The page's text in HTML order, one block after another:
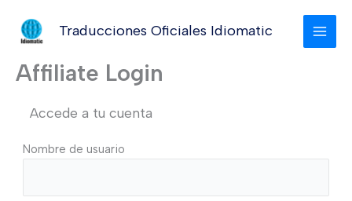
contenido
Traducciones Oficiales Idiomatic
Affiliate Login
Accede a tu cuenta
Nombre de usuario